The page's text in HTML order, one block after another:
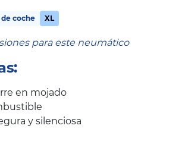
coche XL
para este neumático
en mojado
y silenciosa